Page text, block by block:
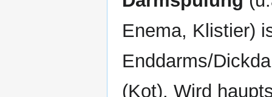
Enema, Klistier)
Enddarms/
(Kot). Wird